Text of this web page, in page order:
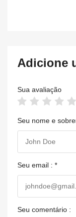
Adicione
Sua avaliação
Seu nome e
Seu email : *
Seu comentário :